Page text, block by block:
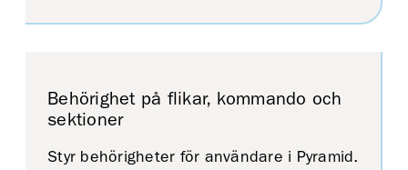
Behörighet på flikar, kommando och
sektioner
Styr behörigheter för användare i Pyramid.